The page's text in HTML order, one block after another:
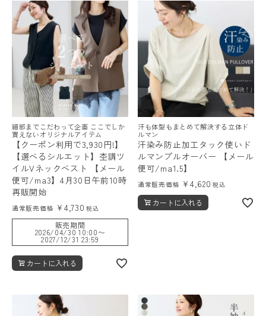
細部までこだわって企画 ここでしか
買えないオリジナルアイテム
【クーポン利用で3,930円!】
【選べるシルエット】杢調ツ
イルVネックベスト 【メール
便可/ma3】4月30日午前10時
再販開始
通常販売価格 ¥ 4,730 税込
販売期間
2026/04/30 10:00〜
2027/12/31 23:59
カートに入れる
汗も体型もまとめて解決する立体ド
ルマン
汗染み防止加工タック使いド
ルマンプルオーバー 【メール
便可/ma1.5】
通常販売価格 ¥ 4,620 税込
カートに入れる